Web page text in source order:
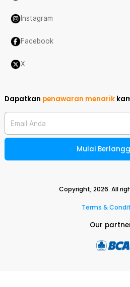
Instagram
Facebook
X
Dapatkan penawaran menarik
Email Anda
Mulai
Copyright,2026. All
Terms &
Our